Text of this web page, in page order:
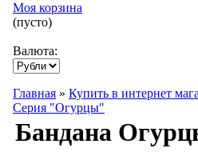
Моя корзина
(пусто)
Валюта:
Главная » Купить в интернет
Серия "Огурцы"
Бандана